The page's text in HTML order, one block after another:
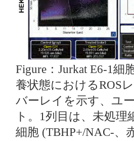
Figure：Jurkat E6-1
養状態におけるROS
バーレイを示す、ユ
ト。1列目は、未処
細胞 (TBHP+/NAC-、